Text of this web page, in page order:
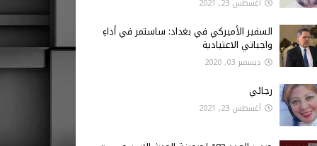
أغسطس 23, 2021
السفير الأميركي في بغداد: ساستمر في أداءِ
واجباتي الاعتيادية
ديسمبر 03, 2020
رجائي
أغسطس 23, 2021